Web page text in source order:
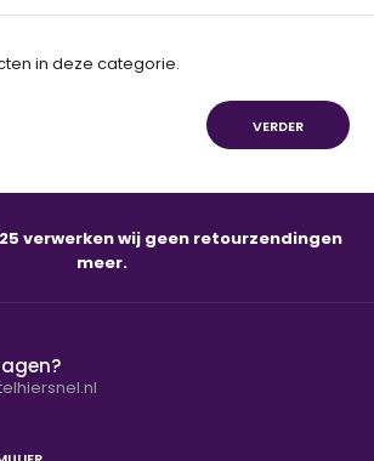
in deze categorie.
VERDER
verwerken wij geen retourzendingen
meer.